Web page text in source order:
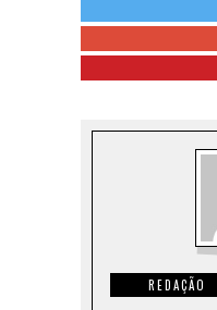
REDAÇÃO